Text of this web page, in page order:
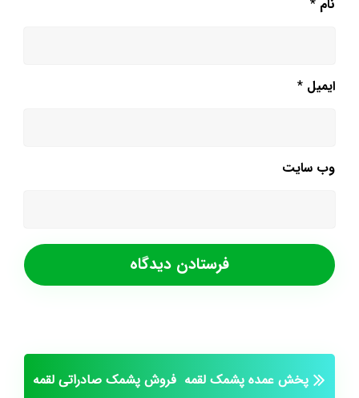
نام *
ایمیل *
وب‌ سایت
پخش عمده پشمک لقمه فروش پشمک صادراتی لقمه